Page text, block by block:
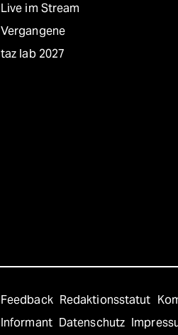
Live im Stream
Vergangene
taz lab 2027
Feedback Redaktionsstatut
Informant Datenschutz